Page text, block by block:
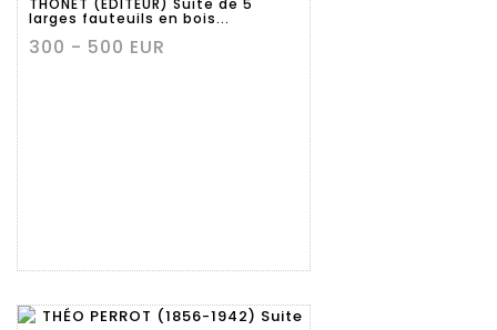
THONET (ÉDITEUR) Suite de 5
larges fauteuils en bois...
300 - 500 EUR